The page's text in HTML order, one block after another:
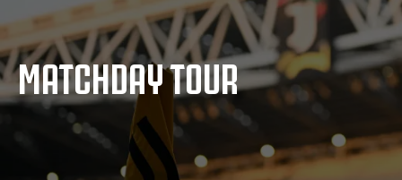
BIANCONERI
VIDEO
ALTRO
MATCHDAY TOUR